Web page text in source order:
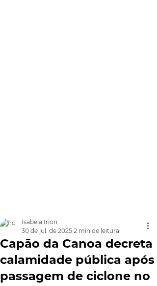
Capão da Canoa decreta
calamidade pública após
passagem de ciclone no
Isabela Irion
30 de jul. de 2025 2 min de leitura